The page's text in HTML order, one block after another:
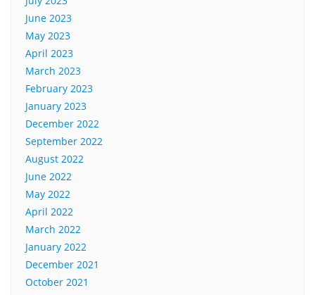
June 2023
May 2023
April 2023
March 2023
February 2023
January 2023
December 2022
September 2022
August 2022
June 2022
May 2022
April 2022
March 2022
January 2022
December 2021
October 2021